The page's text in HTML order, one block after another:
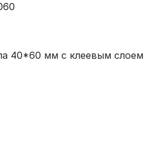
40*60 мм с клеевым слоем